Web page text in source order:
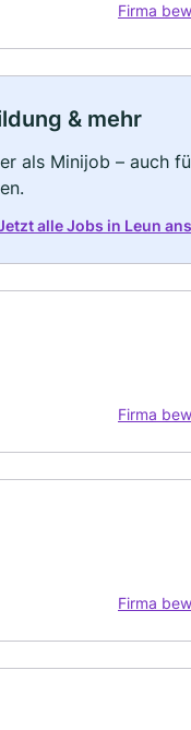
Firma
& mehr
als Minijob – auch
alle Jobs in Leun
Firma
Firma